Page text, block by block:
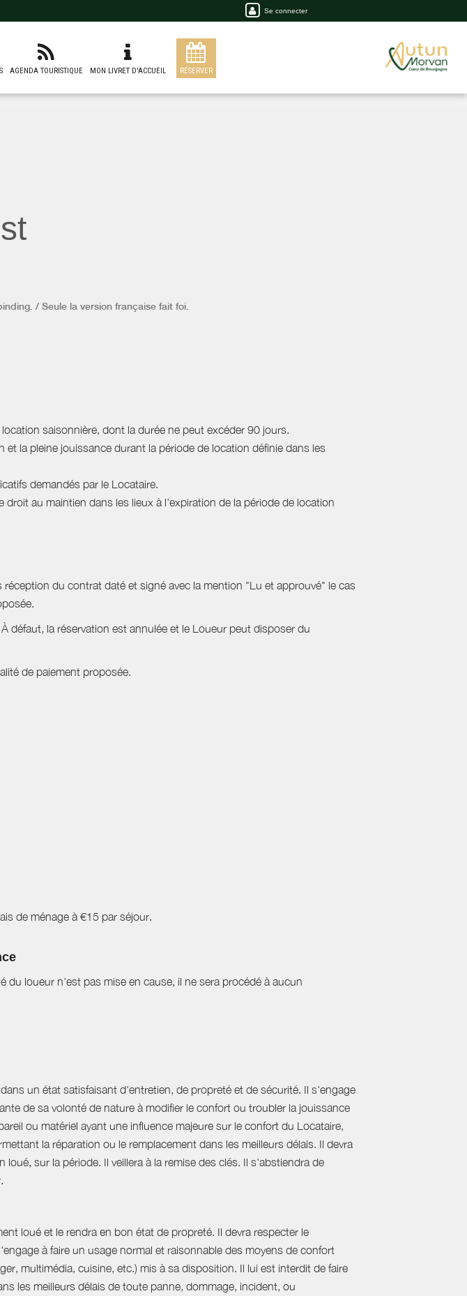
Se connecter
AGENDA TOURISTIQUE MON LIVRET D'ACCUEIL RÉSERVER
/ Seule la version française fait foi.
saisonnière, dont la durée ne peut excéder 90 jours.
la pleine jouissance durant la période de location définie dans les
demandés par le Locataire.
au maintien dans les lieux à l’expiration de la période de location
du contrat daté et signé avec la mention "Lu et approuvé" le cas
défaut, la réservation est annulée et le Loueur peut disposer du
de paiement proposée.
de ménage à €15 par séjour.
du loueur n'est pas mise en cause, il ne sera procédé à aucun
un état satisfaisant d'entretien, de propreté et de sécurité. Il s'engage
de sa volonté de nature à modifier le confort ou troubler la jouissance
ou matériel ayant une influence majeure sur le confort du Locataire,
la réparation ou le remplacement dans les meilleurs délais. Il devra
sur la période. Il veillera à la remise des clés. Il s'abstiendra de
loué et le rendra en bon état de propreté. Il devra respecter le
à faire un usage normal et raisonnable des moyens de confort
multimédia, cuisine, etc.) mis à sa disposition. Il lui est interdit de faire
les meilleurs délais de toute panne, dommage, incident, ou